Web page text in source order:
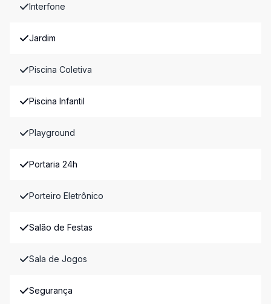
Interfone
Jardim
Piscina Coletiva
Piscina Infantil
Playground
Portaria 24h
Porteiro Eletrônico
Salão de Festas
Sala de Jogos
Segurança